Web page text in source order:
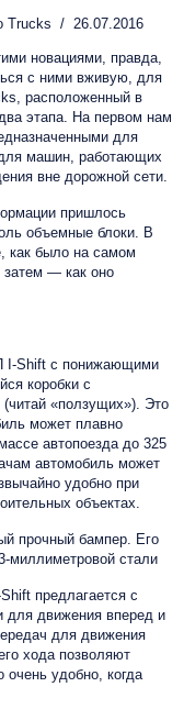
Trucks / 26.07.2016
новациями, правда,
с ними вживую, для
расположенный в
этапа. На первом нам
для
машин, работающих
вне дорожной сети.
пришлось
объемные блоки. В
как было на самом
— как оно
I-Shift с понижающими
коробки с
«ползущих»). Это
может плавно
автопоезда до 325
автомобиль может
удобно при
объектах.
прочный бампер. Его
миллиметровой стали
предлагается с
движения вперед и
для движения
хода позволяют
очень удобно, когда